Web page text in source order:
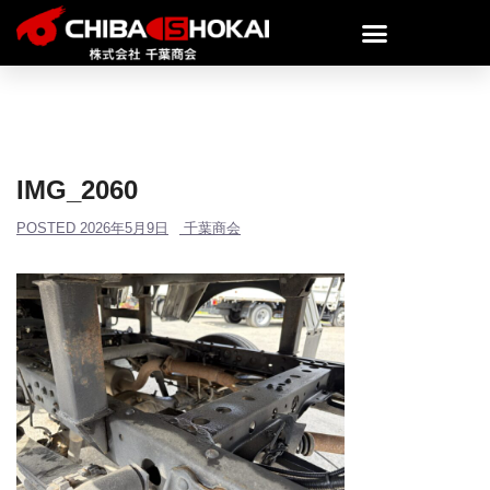
IMG_2060
POSTED 2026年5月9日 千葉商会